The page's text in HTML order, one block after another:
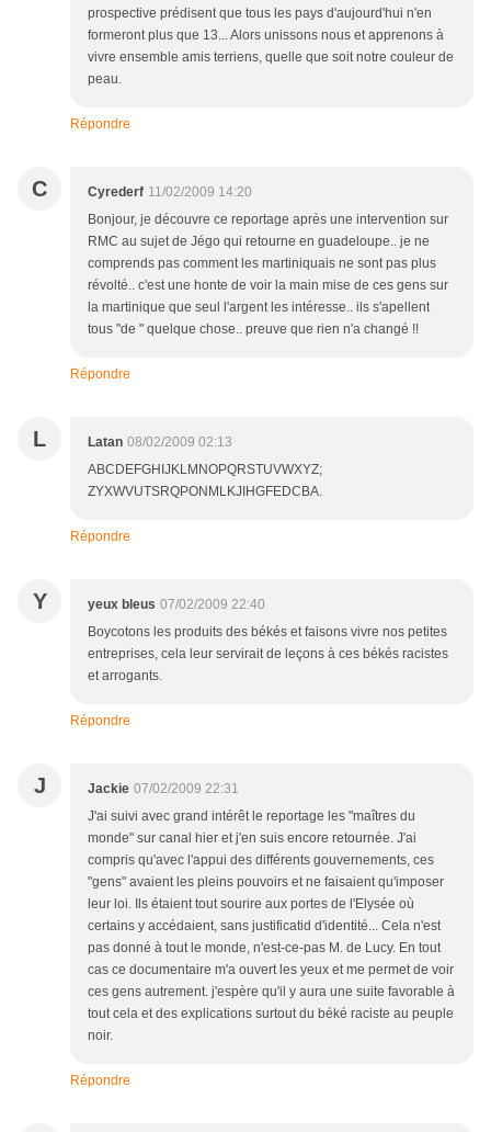
prospective prédisent que tous les pays d'aujourd'hui n'en
formeront plus que 13... Alors unissons nous et apprenons à
vivre ensemble amis terriens, quelle que soit notre couleur de
peau.
Répondre
C Cyrederf 11/02/2009 14:20
Bonjour, je découvre ce reportage après une intervention sur
RMC au sujet de Jégo qui retourne en guadeloupe.. je ne
comprends pas comment les martiniquais ne sont pas plus
révolté.. c'est une honte de voir la main mise de ces gens sur
la martinique que seul l'argent les intéresse.. ils s'apellent
tous "de " quelque chose.. preuve que rien n'a changé !!
Répondre
L Latan 08/02/2009 02:13
ABCDEFGHIJKLMNOPQRSTUVWXYZ;
ZYXWVUTSRQPONMLKJIHGFEDCBA.
Répondre
Y yeux bleus 07/02/2009 22:40
Boycotons les produits des békés et faisons vivre nos petites
entreprises, cela leur servirait de leçons à ces békés racistes
et arrogants.
Répondre
J Jackie 07/02/2009 22:31
J'ai suivi avec grand intérêt le reportage les "maîtres du
monde" sur canal hier et j'en suis encore retournée. J'ai
compris qu'avec l'appui des différents gouvernements, ces
"gens" avaient les pleins pouvoirs et ne faisaient qu'imposer
leur loi. Ils étaient tout sourire aux portes de l'Elysée où
certains y accédaient, sans justificatid d'identité... Cela n'est
pas donné à tout le monde, n'est-ce-pas M. de Lucy. En tout
cas ce documentaire m'a ouvert les yeux et me permet de voir
ces gens autrement. j'espère qu'il y aura une suite favorable à
tout cela et des explications surtout du béké raciste au peuple
noir.
Répondre